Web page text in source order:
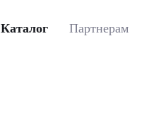
Каталог Партнерам